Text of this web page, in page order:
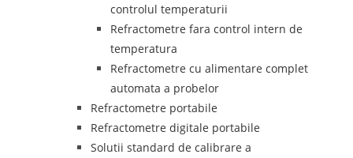
controlul temperaturii
Refractometre fara control intern de
temperatura
Refractometre cu alimentare complet
automata a probelor
Refractometre portabile
Refractometre digitale portabile
Solutii standard de calibrare a